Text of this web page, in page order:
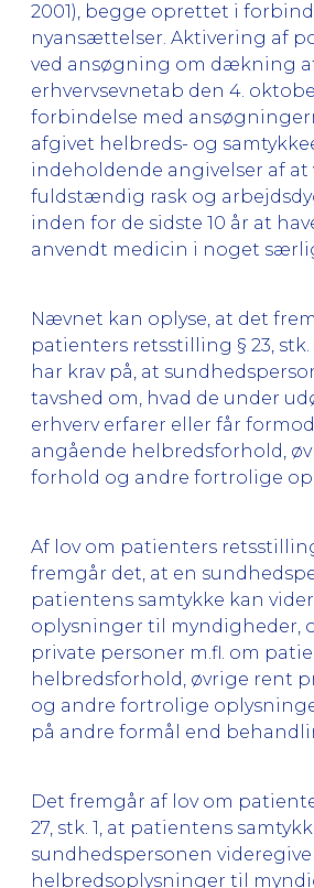
2001), begge oprettet i
nyansættelser. Aktivering af
ved ansøgning om dækning
erhvervsevnetab den 4.
forbindelse med
afgivet helbreds- og
indeholdende angivelser af at
fuldstændig rask og
inden for de sidste 10 år at
anvendt medicin i noget
Nævnet kan oplyse, at det
patienters retsstilling § 23,
har krav på, at
tavshed om, hvad de under
erhverv erfarer eller får
angående helbredsforhold,
forhold og andre fortrolige
Af lov om patienters retsstilling
fremgår det, at en
patientens samtykke kan
oplysninger til myndigheder,
private personer m.fl. om
helbredsforhold, øvrige rent
og andre fortrolige
på andre formål end
Det fremgår af lov om
27, stk. 1, at patientens
sundhedspersonen
helbredsoplysninger til